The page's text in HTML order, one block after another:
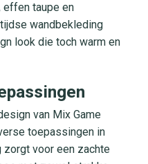
effen taupe en
wandbekleding
look die toch warm en
van Mix Game
toepassingen in
zorgt voor een zachte